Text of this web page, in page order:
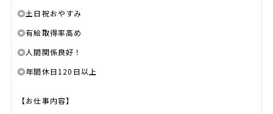
◎土日祝おやすみ
◎有給取得率高め
◎人間関係良好！
◎年間休日120日以上
【お仕事内容】